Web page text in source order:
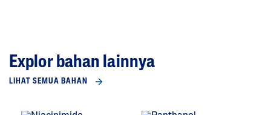
Explor bahan lainnya
LIHAT SEMUA BAHAN